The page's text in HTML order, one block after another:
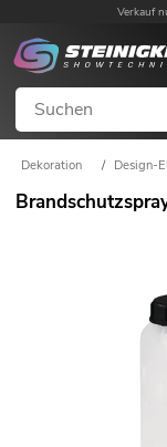
Verkauf
Dekoration / Design-